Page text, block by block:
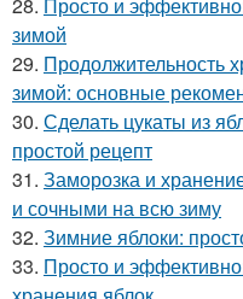
зимой
29. Продолжительность
зимой: основные
30. Сделать цукаты из
простой рецепт
31. Заморозка и
и сочными на всю зиму
32. Зимние яблоки:
33. Просто и